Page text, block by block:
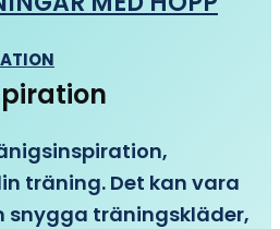
träning. Det kan vara
snygga träningskläder,